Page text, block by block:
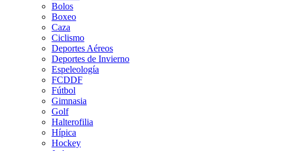
Bolos
Boxeo
Caza
Ciclismo
Deportes Aéreos
Deportes de Invierno
Espeleología
FCDDF
Fútbol
Gimnasia
Golf
Halterofilia
Hípica
Hockey
Judo